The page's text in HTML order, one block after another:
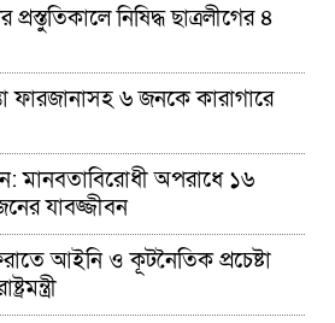
নিষিদ্ধ ছাত্রলীগের ৪
ফারজানাসহ ৬ জনকে কারাগারে
মানবতাবিরোধী অপরাধে ১৬
যাবজ্জীবন
আইনি ও কূটনৈতিক প্রচেষ্টা